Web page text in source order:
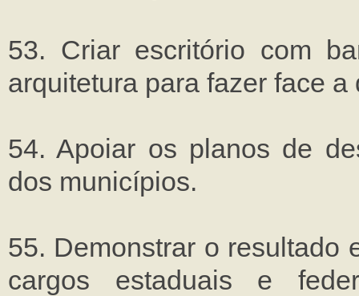
53. Criar escritório com
arquitetura para fazer face
54. Apoiar os planos de
dos municípios.
55. Demonstrar o resultado
cargos estaduais e